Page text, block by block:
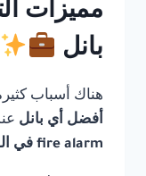
مميزات
بانل
هناك أسباب
أفضل أي بانل
fire alarm في القاهرة